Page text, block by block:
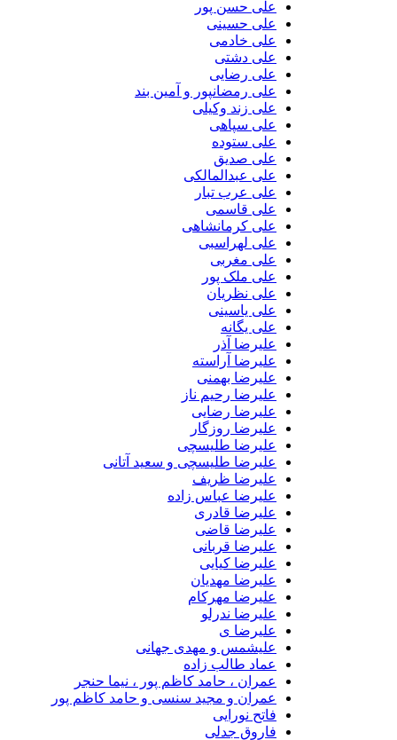
علی حسن پور
علی حسینی
علی خادمی
علی دشتی
علی رضایی
علی رمضانپور و آمین بند
علی زند وکیلی
علی سپاهی
علی ستوده
علی صدیق
علی عبدالمالکی
علی عرب تبار
علی قاسمی
علی کرمانشاهی
علی لهراسبی
علی مغربی
علی ملک پور
علی نظریان
علی یاسینی
علی یگانه
علیرضا آذر
علیرضا آراسته
علیرضا بهمنی
علیرضا رحیم ناز
علیرضا رضایی
علیرضا روزگار
علیرضا طلیسچی
علیرضا طلیسچی و سعید آتانی
علیرضا ظریف
علیرضا عباس زاده
علیرضا قادری
علیرضا قاضی
علیرضا قربانی
علیرضا کیایی
علیرضا مهدیان
علیرضا مهرکام
علیرضا ندرلو
علیرضا ی
علیشمس و مهدی جهانی
عماد طالب زاده
عمران ، حامد کاظم پور ، نیما حنجر
عمران و مجید سنسی و حامد کاظم پور
فاتح نورایی
فاروق جدلی